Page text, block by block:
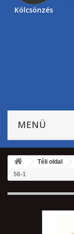
Kölcsönzés
MENÜ
Téli oldal
56-1